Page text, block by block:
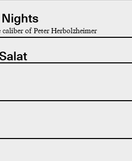
Nights
of Peter Herbolzheimer